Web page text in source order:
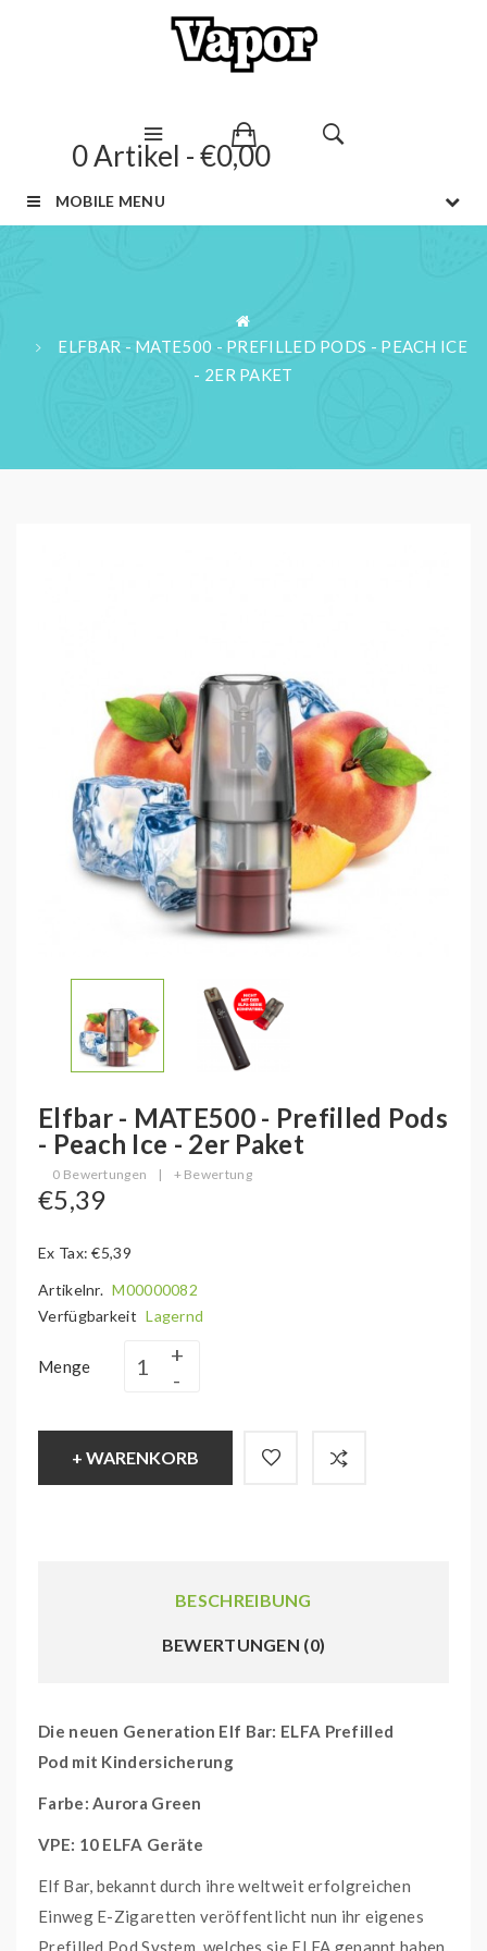
0 Artikel - €0,00
MOBILE MENU
ELFBAR - MATE500 - PREFILLED PODS - PEACH ICE
- 2ER PAKET
Elfbar - MATE500 - Prefilled Pods
- Peach Ice - 2er Paket
0 Bewertungen | + Bewertung
€5,39
Ex Tax: €5,39
Artikelnr. M00000082
Verfügbarkeit Lagernd
Menge
+ WARENKORB
BESCHREIBUNG
BEWERTUNGEN (0)
Die neuen Generation Elf Bar: ELFA Prefilled
Pod mit Kindersicherung
Farbe: Aurora Green
VPE: 10 ELFA Geräte
Elf Bar, bekannt durch ihre weltweit erfolgreichen
Einweg E-Zigaretten veröffentlicht nun ihr eigenes
Prefilled Pod System, welches sie ELFA genannt haben.